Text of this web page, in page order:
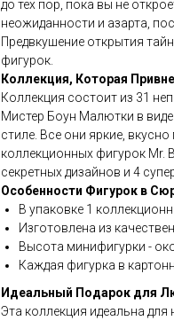
до тех пор, пока вы не
неожиданности и азарта,
Предвкушение открытия
фигурок.
Коллекция, Которая
Коллекция состоит из 31
Мистер Боун Малютки в
стиле. Все они яркие,
коллекционных фигурок Mr.
секретных дизайнов и 4
Особенности Фигурок в
В упаковке 1
Изготовлена из
Высота минифигурки -
Каждая фигурка в
Идеальный Подарок для
Эта коллекция идеальна